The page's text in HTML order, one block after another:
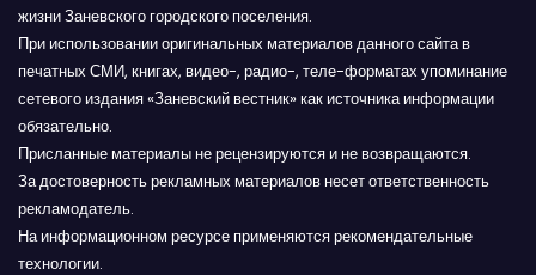
жизни Заневского городского поселения.
При использовании оригинальных материалов данного сайта в
печатных СМИ, книгах, видео-, радио-, теле-форматах упоминание
сетевого издания «Заневский вестник» как источника информации
обязательно.
Присланные материалы не рецензируются и не возвращаются.
За достоверность рекламных материалов несет ответственность
рекламодатель.
На информационном ресурсе применяются рекомендательные
технологии.